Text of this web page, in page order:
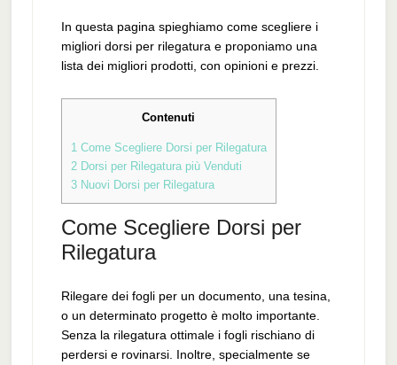
In questa pagina spieghiamo come scegliere i
migliori dorsi per rilegatura e proponiamo una
lista dei migliori prodotti, con opinioni e prezzi.
Contenuti
1Come Scegliere Dorsi per Rilegatura
2Dorsi per Rilegatura più Venduti
3Nuovi Dorsi per Rilegatura
Come Scegliere Dorsi per
Rilegatura
Rilegare dei fogli per un documento, una tesina,
o un determinato progetto è molto importante.
Senza la rilegatura ottimale i fogli rischiano di
perdersi e rovinarsi. Inoltre, specialmente se